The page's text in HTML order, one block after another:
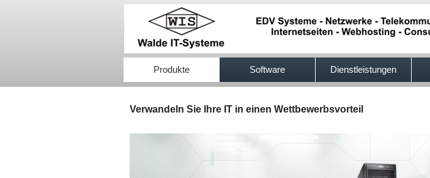
Produkte Software Dienstleistungen
Verwandeln Sie Ihre IT in einen Wettbewerbsvorteil